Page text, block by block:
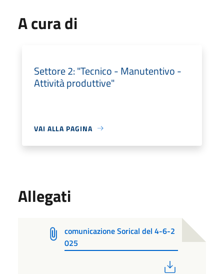
A cura di
Settore 2: "Tecnico - Manutentivo -
Attività produttive"
VAI ALLA PAGINA
Allegati
comunicazione Sorical del 4-6-2
025